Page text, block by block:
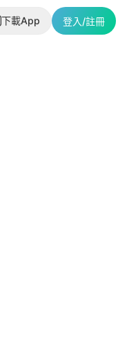
下載App 登入/註冊